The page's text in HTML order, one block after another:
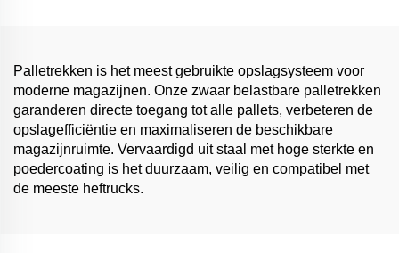
Palletrekken is het meest gebruikte opslagsysteem voor
moderne magazijnen. Onze zwaar belastbare palletrekken
garanderen directe toegang tot alle pallets, verbeteren de
opslagefficiëntie en maximaliseren de beschikbare
magazijnruimte. Vervaardigd uit staal met hoge sterkte en
poedercoating is het duurzaam, veilig en compatibel met
de meeste heftrucks.